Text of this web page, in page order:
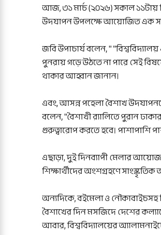
আজ, ৩১ মার্চ (২০২৬) সকাল ১১টায়
উদযাপন উপলক্ষে আয়োজিত এক
জবি উপাচার্য বলেন, "
পুনরায় গড়ে উঠতে না পারে সেই
থাকার আহ্বান জানান।
এবং, আসন্ন পহেলা বৈশাখ
বলেন, "বৈশাখী র‍্যালিতে পুরান
গুরুত্বারোপ করতে হবে। পাশাপাশি
এছাড়া, দুই দিনব্যাপী মেলার
শিক্ষার্থীদের অংশগ্রহণে
অন্যদিকে, বইমেলা ও নৌকাবাইচসহ
বৈশাখের দিন মসজিদে দেশের
আবার, বিশ্ববিদ্যালয়ের